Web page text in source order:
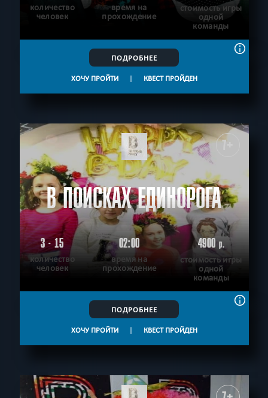
количество
человек
время на
прохождение
стоимость игры
одной
команды
ПОДРОБНЕЕ
ХОЧУ ПРОЙТИ | КВЕСТ ПРОЙДЕН
7+
В ПОИСКАХ ЕДИНОРОГА
3 - 15
количество
человек
02:00
время на
прохождение
4900р.
стоимость игры
одной
команды
ПОДРОБНЕЕ
ХОЧУ ПРОЙТИ | КВЕСТ ПРОЙДЕН